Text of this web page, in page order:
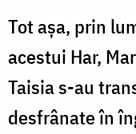
Tot aşa, prin
acestui Har,
Taisia s-au
desfrânate în